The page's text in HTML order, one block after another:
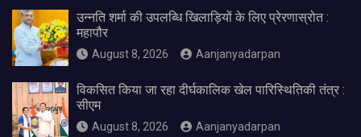
उन्नति शर्मा की उपलब्धि खिलाड़ियों के लिए प्रेरणास्रोत :
महापौर
August 8, 2026 Aanjanyadarpan
विकसित किया जा रहा दीर्घकालिक खेल पारिस्थितिकी तंत्र :
सीएम
August 8, 2026 Aanjanyadarpan